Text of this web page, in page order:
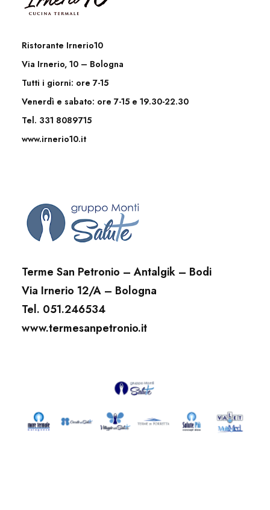
Ristorante Irnerio10
Via Irnerio, 10 – Bologna
Tutti i giorni: ore 7-15
Venerdì e sabato: ore 7-15 e 19.30-22.30
Tel. 331 8089715
www.irnerio10.it
Terme San Petronio – Antalgik – Bodi
Via Irnerio 12/A – Bologna
Tel. 051.246534
www.termesanpetronio.it